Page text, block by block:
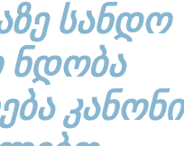
ᲡᲐᲜᲓᲝ
ᲜᲓᲝᲑᲐ
ᲙᲐᲜᲝᲜᲘ